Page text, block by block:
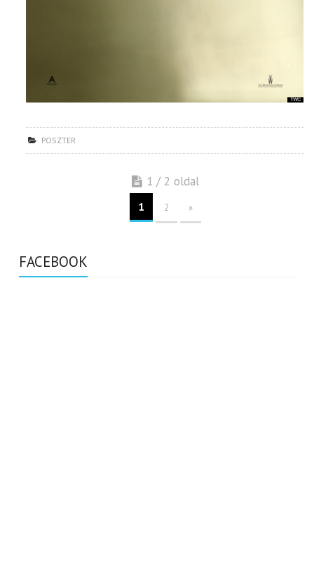
POSZTER
1 / 2 oldal
1 2 »
FACEBOOK